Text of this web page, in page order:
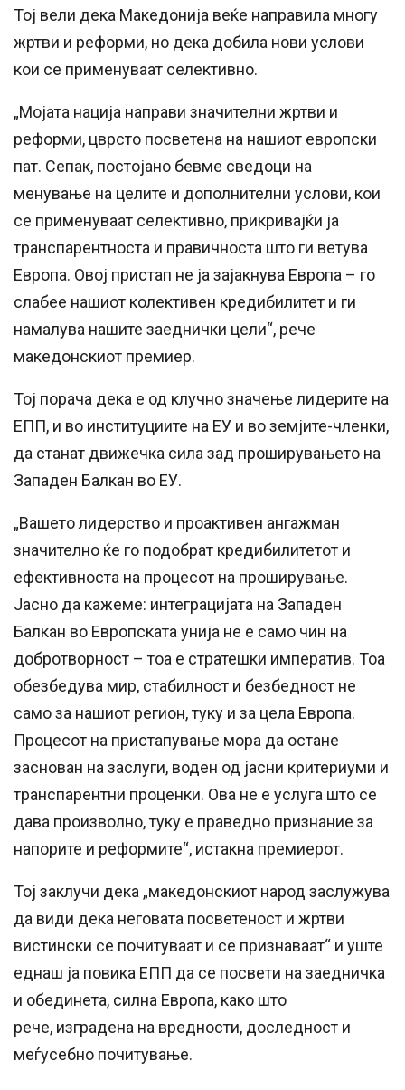
Тој вели дека Македонија веќе направила многу
жртви и реформи, но дека добила нови услови
кои се применуваат селективно.
„Мојата нација направи значителни жртви и
реформи, цврсто посветена на нашиот европски
пат. Сепак, постојано бевме сведоци на
менување на целите и дополнителни услови, кои
се применуваат селективно, прикривајќи ја
транспарентноста и правичноста што ги ветува
Европа. Овој пристап не ја зајакнува Европа – го
слабее нашиот колективен кредибилитет и ги
намалува нашите заеднички цели“, рече
македонскиот премиер.
Тој порача дека е од клучно значење лидерите на
ЕПП, и во институциите на ЕУ и во земјите-членки,
да станат движечка сила зад проширувањето на
Западен Балкан во ЕУ.
„Вашето лидерство и проактивен ангажман
значително ќе го подобрат кредибилитетот и
ефективноста на процесот на проширување.
Јасно да кажеме: интеграцијата на Западен
Балкан во Европската унија не е само чин на
добротворност – тоа е стратешки императив. Тоа
обезбедува мир, стабилност и безбедност не
само за нашиот регион, туку и за цела Европа.
Процесот на пристапување мора да остане
заснован на заслуги, воден од јасни критериуми и
транспарентни проценки. Ова не е услуга што се
дава произволно, туку е праведно признание за
напорите и реформите“, истакна премиерот.
Тој заклучи дека „македонскиот народ заслужува
да види дека неговата посветеност и жртви
вистински се почитуваат и се признаваат“ и уште
еднаш ја повика ЕПП да се посвети на заедничка
и обединета, силна Европа, како што
рече, изградена на вредности, доследност и
меѓусебно почитување.